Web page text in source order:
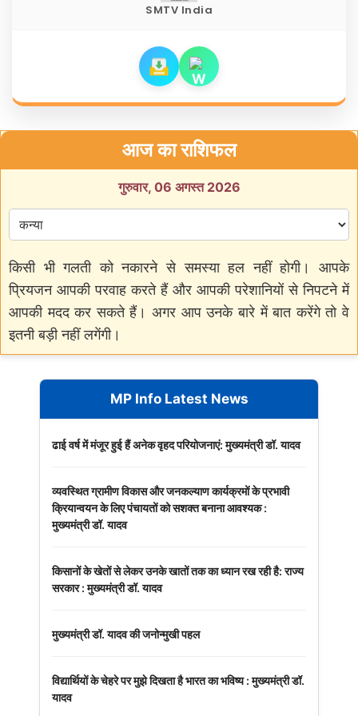
SMTV India
आज का राशिफल
गुरुवार, 06 अगस्त 2026
किसी भी गलती को नकारने से समस्या हल नहीं होगी। आपके
प्रियजन आपकी परवाह करते हैं और आपकी परेशानियों से निपटने में
आपकी मदद कर सकते हैं। अगर आप उनके बारे में बात करेंगे तो वे
इतनी बड़ी नहीं लगेंगी।
MP Info Latest News
ढाई वर्ष में मंजूर हुई हैं अनेक वृहद परियोजनाएं: मुख्यमंत्री डॉ. यादव
व्यवस्थित ग्रामीण विकास और जनकल्याण कार्यक्रमों के प्रभावी
क्रियान्वयन के लिए पंचायतों को सशक्त बनाना आवश्यक :
मुख्यमंत्री डॉ. यादव
किसानों के खेतों से लेकर उनके खातों तक का ध्यान रख रही है: राज्य
सरकार : मुख्यमंत्री डॉ. यादव
मुख्यमंत्री डॉ. यादव की जनोन्मुखी पहल
विद्यार्थियों के चेहरे पर मुझे दिखता है भारत का भविष्य : मुख्यमंत्री डॉ.
यादव